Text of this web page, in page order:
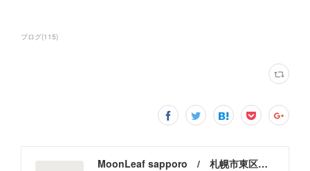
ブログ(115)
MoonLeaf sapporo / 札幌市東区の100種類以上の香りが楽しめるアロマスクール＆トリートメントサロン